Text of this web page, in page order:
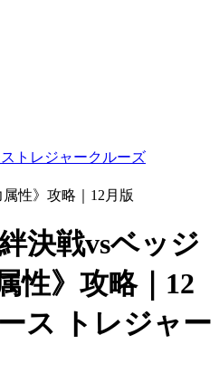
トレジャークルーズ
性》攻略｜12月版
決戦vsベッジ
性》攻略｜12
ス トレジャー